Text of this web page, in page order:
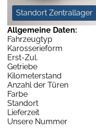
Standort Zentrallager
Allgemeine Daten:
Fahrzeugtyp
Karosserieform
Erst-Zul.
Getriebe
Kilometerstand
Anzahl der Türen
Farbe
Standort
Lieferzeit
Unsere Nummer